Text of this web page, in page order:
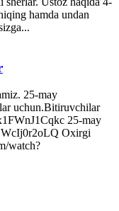
hamda undan
25-may
uchun.Bitiruvchilar
25-may
Oxirgi
watch?